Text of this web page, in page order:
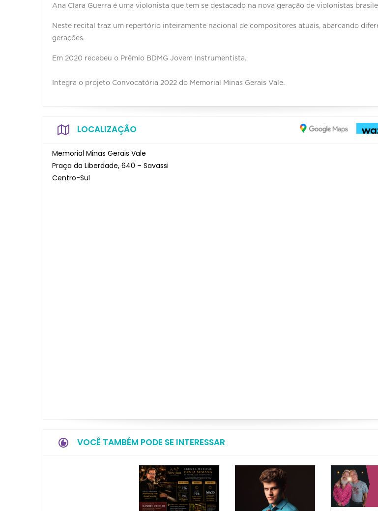
Ana Clara Guerra é uma violonista que tem se destacado na nova geração de violonistas
Neste recital traz um repertório inteiramente nacional de compositores atuais, abarcando
gerações.
Em 2020 recebeu o Prêmio BDMG Jovem Instrumentista.
Integra o projeto Convocatória 2022 do Memorial Minas Gerais Vale.
LOCALIZAÇÃO
Memorial Minas Gerais Vale
Praça da Liberdade, 640 – Savassi
Centro-Sul
VOCÊ TAMBÉM PODE SE INTERESSAR